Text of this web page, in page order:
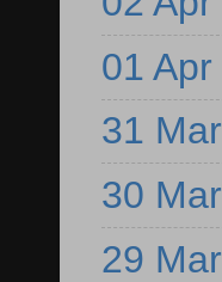
01 Apr
31 Mar
30 Mar
29 Mar